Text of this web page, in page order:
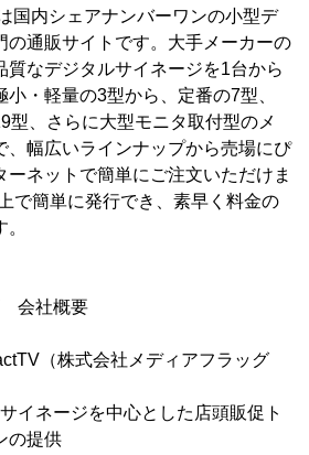
国内シェアナンバーワンの小型デ
の通販サイトです。大手メーカーの
質なデジタルサイネージを1台から
・軽量の3型から、定番の7型、
型、さらに大型モニタ取付型のメ
、幅広いラインナップから売場にぴ
ーネットで簡単にご注文いただけま
で簡単に発行でき、素早く料金の
会社概要
（株式会社メディアフラッグ
イネージを中心とした店頭販促ト
の提供